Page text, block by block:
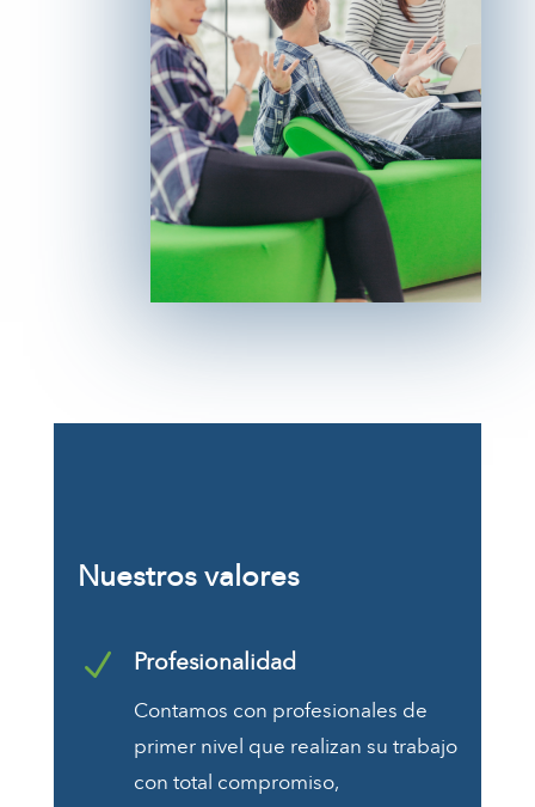
Nuestros valores
N Profesionalidad
Contamos con profesionales de
primer nivel que realizan su trabajo
con total compromiso,